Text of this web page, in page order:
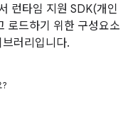
런타임 지원 SDK(개인
로드하기 위한 구성요소
러리입니다.